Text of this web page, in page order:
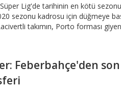
Lig'de tarihinin en kötü
sezonu kadrosu için düğmeye
takımın, Porto forması
Feberbahçe'den